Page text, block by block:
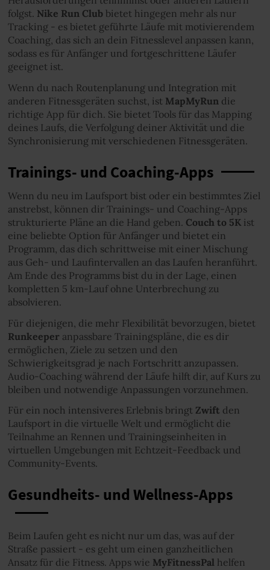
folgst. Nike Run Clubbietet hingegen mehr als nur
Tracking - es bietet geführte Läufe mit motivierendem
Coaching, das sich an dein Fitnesslevel anpassen kann,
sodass es für Anfänger und fortgeschrittene Läufer
geeignet ist.
Wenn du nach Routenplanung und Integration mit
anderen Fitnessgeräten suchst, ist MapMyRun die
richtige App für dich. Sie bietet Tools für das Mapping
deines Laufs, die Verfolgung deiner Aktivität und die
Synchronisierung mit verschiedenen Fitnessgeräten.
Trainings- und Coaching-Apps
Wenn du neu im Laufsport bist oder ein bestimmtes Ziel
anstrebst, können dir Trainings- und Coaching-Apps
strukturierte Pläne an die Hand geben. Couch to 5Kist
eine beliebte Option für Anfänger und bietet ein
Programm, das dich schrittweise mit einer Mischung
aus Geh- und Laufintervallen an das Laufen heranführt.
Am Ende des Programms bist du in der Lage, einen
kompletten 5 km-Lauf ohne Unterbrechung zu
absolvieren.
Für diejenigen, die mehr Flexibilität bevorzugen, bietet
Runkeeper anpassbare Trainingspläne, die es dir
ermöglichen, Ziele zu setzen und den
Schwierigkeitsgrad je nach Fortschritt anzupassen.
Audio-Coaching während der Läufe hilft dir, auf Kurs zu
bleiben und notwendige Anpassungen vorzunehmen.
Für ein noch intensiveres Erlebnis bringt Zwiftden
Laufsport in die virtuelle Welt und ermöglicht die
Teilnahme an Rennen und Trainingseinheiten in
virtuellen Umgebungen mit Echtzeit-Feedback und
Community-Events.
Gesundheits- und Wellness-Apps
Beim Laufen geht es nicht nur um das, was auf der
Straße passiert - es geht um einen ganzheitlichen
Ansatz für die Fitness. Apps wie MyFitnessPal helfen